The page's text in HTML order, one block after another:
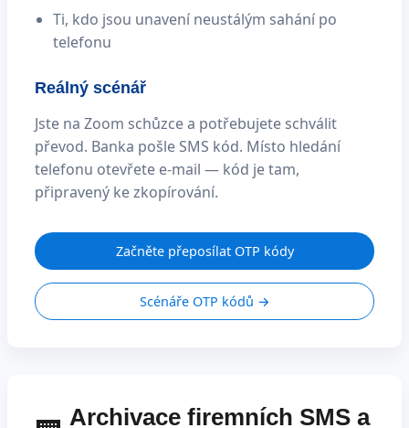
Ti, kdo jsou unavení neustálým sahání po
telefonu
Reálný scénář
Jste na Zoom schůzce a potřebujete schválit
převod. Banka pošle SMS kód. Místo hledání
telefonu otevřete e-mail — kód je tam,
připravený ke zkopírování.
Začněte přeposílat OTP kódy
Scénáře OTP kódů →
Archivace firemních SMS a